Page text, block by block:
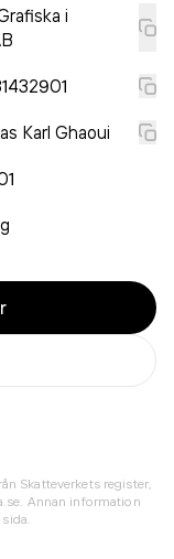
i
Karl Ghaoui
Skatteverkets register,
Annan information